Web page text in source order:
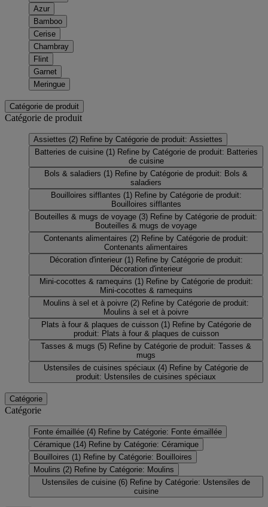
Azur
Bamboo
Cerise
Chambray
Flint
Garnet
Meringue
Catégorie de produit
Catégorie de produit
Assiettes (2) Refine by Catégorie de produit: Assiettes
Batteries de cuisine (1) Refine by Catégorie de produit: Batteries
de cuisine
Bols & saladiers (1) Refine by Catégorie de produit: Bols &
saladiers
Bouilloires sifflantes (1) Refine by Catégorie de produit:
Bouilloires sifflantes
Bouteilles & mugs de voyage (3) Refine by Catégorie de produit:
Bouteilles & mugs de voyage
Contenants alimentaires (2) Refine by Catégorie de produit:
Contenants alimentaires
Décoration d'interieur (1) Refine by Catégorie de produit:
Décoration d'interieur
Mini-cocottes & ramequins (1) Refine by Catégorie de produit:
Mini-cocottes & ramequins
Moulins à sel et à poivre (2) Refine by Catégorie de produit:
Moulins à sel et à poivre
Plats à four & plaques de cuisson (1) Refine by Catégorie de
produit: Plats à four & plaques de cuisson
Tasses & mugs (5) Refine by Catégorie de produit: Tasses &
mugs
Ustensiles de cuisines spéciaux (4) Refine by Catégorie de
produit: Ustensiles de cuisines spéciaux
Catégorie
Catégorie
Fonte émaillée (4) Refine by Catégorie: Fonte émaillée
Céramique (14) Refine by Catégorie: Céramique
Bouilloires (1) Refine by Catégorie: Bouilloires
Moulins (2) Refine by Catégorie: Moulins
Ustensiles de cuisine (6) Refine by Catégorie: Ustensiles de
cuisine